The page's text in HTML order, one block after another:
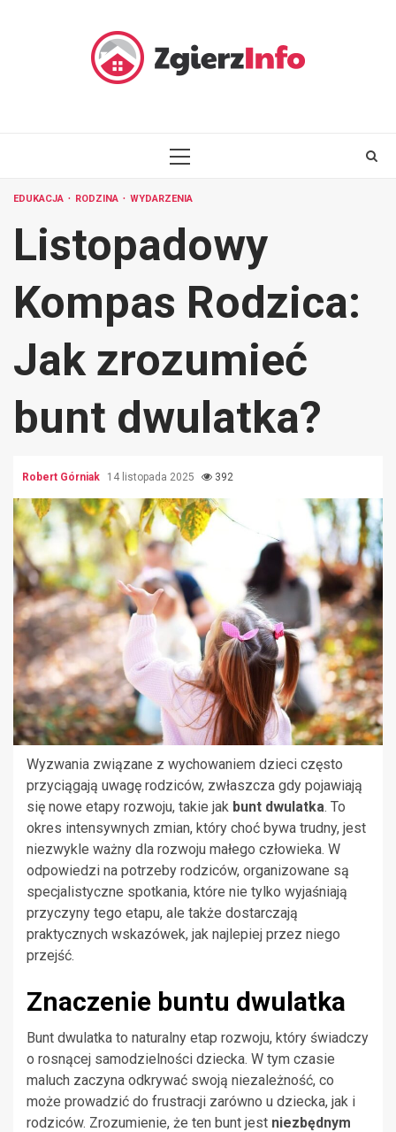
PRIMARY
EDUKACJA RODZINA WYDARZENIA
Listopadowy
Kompas Rodzica:
Jak zrozumieć
bunt dwulatka?
Robert Górniak 14 listopada 2025 392
Wyzwania związane z wychowaniem dzieci często
przyciągają uwagę rodziców, zwłaszcza gdy pojawiają
się nowe etapy rozwoju, takie jak bunt dwulatka. To
okres intensywnych zmian, który choć bywa trudny, jest
niezwykle ważny dla rozwoju małego człowieka. W
odpowiedzi na potrzeby rodziców, organizowane są
specjalistyczne spotkania, które nie tylko wyjaśniają
przyczyny tego etapu, ale także dostarczają
praktycznych wskazówek, jak najlepiej przez niego
przejść.
Znaczenie buntu dwulatka
Bunt dwulatka to naturalny etap rozwoju, który świadczy
o rosnącej samodzielności dziecka. W tym czasie
maluch zaczyna odkrywać swoją niezależność, co
może prowadzić do frustracji zarówno u dziecka, jak i
rodziców. Zrozumienie, że ten bunt jest niezbędnym